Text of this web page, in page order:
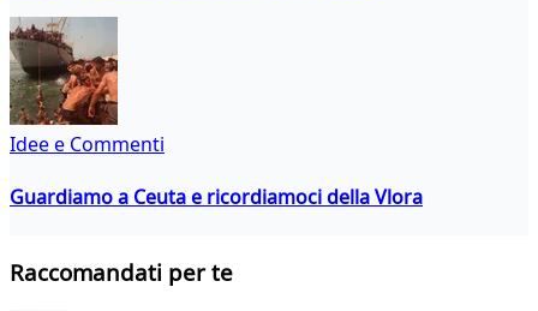
Idee e Commenti
Guardiamo a Ceuta e ricordiamoci della Vlora
Raccomandati per te